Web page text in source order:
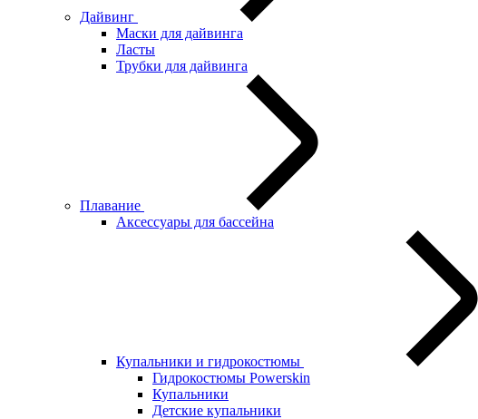
Дайвинг
Маски для дайвинга
Ласты
Трубки для дайвинга
Плавание
Аксессуары для бассейна
Купальники и гидрокостюмы
Гидрокостюмы Powerskin
Купальники
Детские купальники